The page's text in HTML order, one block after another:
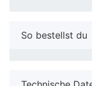
So bestellst du